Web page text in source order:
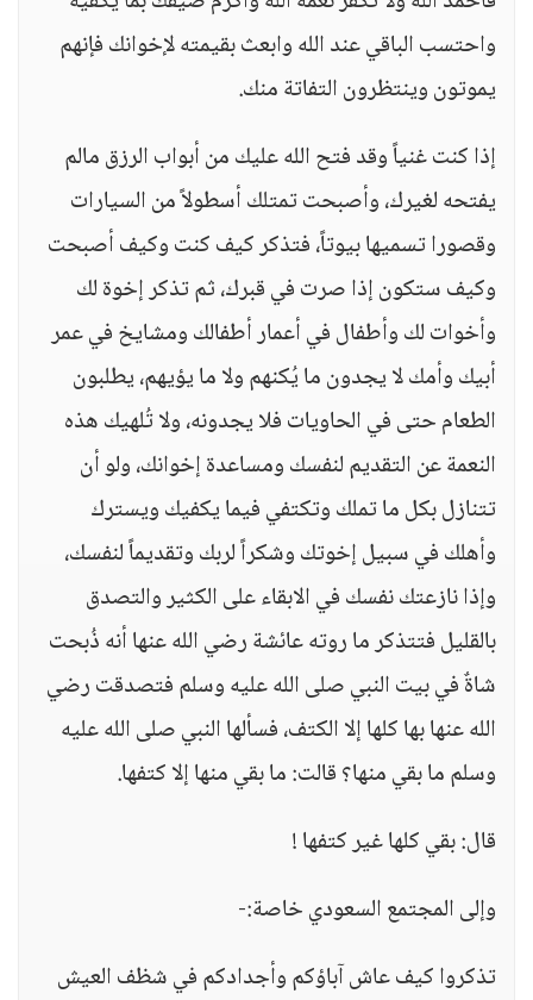
واحتسب الباقي عند الله وابعث بقيمته لإخوانك فإنهم
يموتون وينتظرون التفاتة منك.
إذا كنت غنياً وقد فتح الله عليك من أبواب الرزق مالم
يفتحه لغيرك، وأصبحت تمتلك أسطولاً من السيارات
وقصورا تسميها بيوتاً، فتذكر كيف كنت وكيف أصبحت
وكيف ستكون إذا صرت في قبرك، ثم تذكر إخوة لك
وأخوات لك وأطفال في أعمار أطفالك ومشايخ في عمر
أبيك وأمك لا يجدون ما يُكنهم ولا ما يؤيهم، يطلبون
الطعام حتى في الحاويات فلا يجدونه، ولا تُلهيك هذه
النعمة عن التقديم لنفسك ومساعدة إخوانك، ولو أن
تتنازل بكل ما تملك وتكتفي فيما يكفيك ويسترك
وأهلك في سبيل إخوتك وشكراً لربك وتقديماً لنفسك،
وإذا نازعتك نفسك في الابقاء على الكثير والتصدق
بالقليل فتتذكر ما روته عائشة رضي الله عنها أنه ذُبحت
شاةٌ في بيت النبي صلى الله عليه وسلم فتصدقت رضي
الله عنها بها كلها إلا الكتف، فسألها النبي صلى الله عليه
وسلم ما بقي منها؟ قالت: ما بقي منها إلا كتفها.
قال: بقي كلها غير كتفها !
وإلى المجتمع السعودي خاصة:-
تذكروا كيف عاش آباؤكم وأجدادكم في شظف العيش